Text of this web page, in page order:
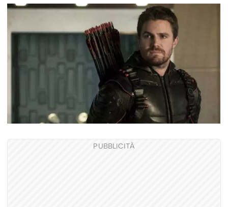
PUBBLICITÀ